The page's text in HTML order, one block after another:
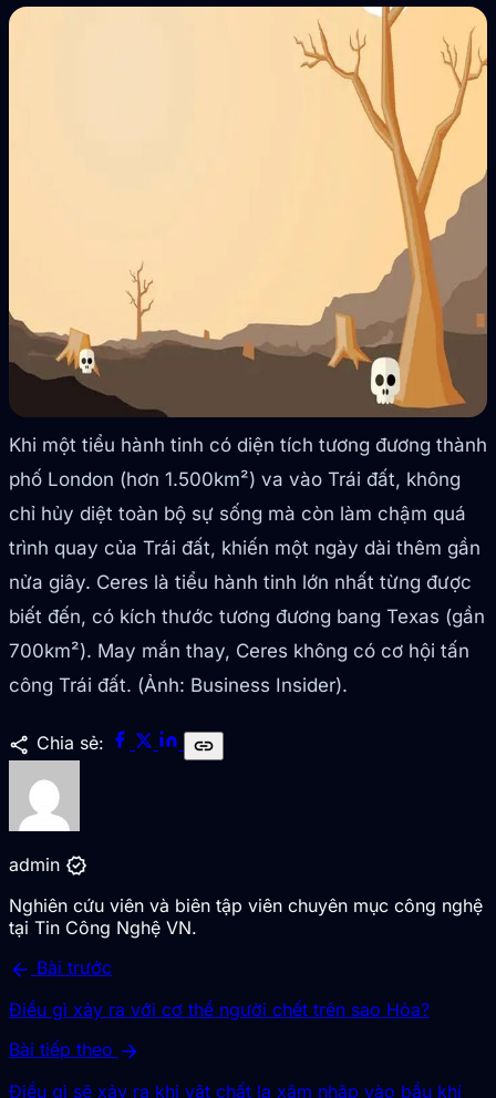
Khi một tiểu hành tinh có diện tích tương đương thành
phố London (hơn 1.500km²) va vào Trái đất, không
chỉ hủy diệt toàn bộ sự sống mà còn làm chậm quá
trình quay của Trái đất, khiến một ngày dài thêm gần
nửa giây. Ceres là tiểu hành tinh lớn nhất từng được
biết đến, có kích thước tương đương bang Texas (gần
700km²). May mắn thay, Ceres không có cơ hội tấn
công Trái đất. (Ảnh: Business Insider).
share Chia sẻ: link
admin verified
Nghiên cứu viên và biên tập viên chuyên mục công nghệ
tại Tin Công Nghệ VN.
arrow_back Bài trước
Điều gì xảy ra với cơ thể người chết trên sao Hỏa?
Bài tiếp theo arrow_forward
Điều gì sẽ xảy ra khi vật chất lạ xâm nhập vào bầu khí